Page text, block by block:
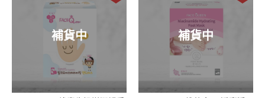
補貨中 補貨中